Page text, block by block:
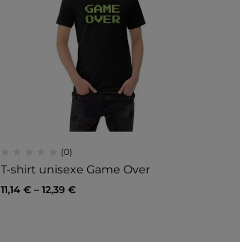
(0)
T-shirt unisexe Game Over
11,14 €– 12,39 €